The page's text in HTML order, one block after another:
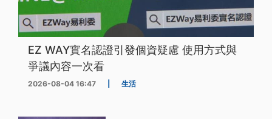
EZ WAY實名認證引發個資疑慮 使用方式與
爭議內容一次看
2026-08-04 16:47 生活